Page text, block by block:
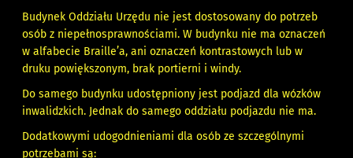
Budynek Oddziału Urzędu nie jest dostosowany do potrzeb
osób z niepełnosprawnościami. W budynku nie ma oznaczeń
w alfabecie Braille’a, ani oznaczeń kontrastowych lub w
druku powiększonym, brak portierni i windy.
Do samego budynku udostępniony jest podjazd dla wózków
inwalidzkich. Jednak do samego oddziału podjazdu nie ma.
Dodatkowymi udogodnieniami dla osób ze szczególnymi
potrzebami są: